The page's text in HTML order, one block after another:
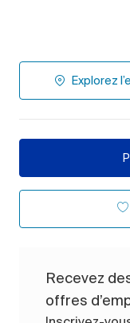
Explorez
Recevez
offres